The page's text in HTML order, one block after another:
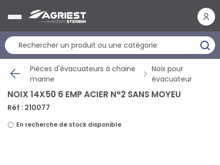
Pièces d'évacuateurs à chaine
marine
Noix pour
évacuateur
NOIX 14X50 6 EMP ACIER N°2 SANS MOYEU
Réf : 210077
En recherche de stock disponible